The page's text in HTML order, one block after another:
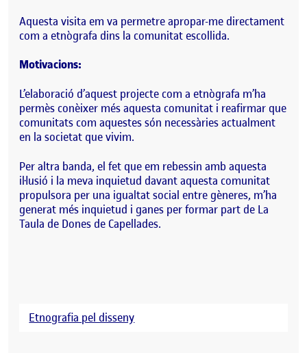
Aquesta visita em va permetre apropar-me directament
com a etnògrafa dins la comunitat escollida.
Motivacions:
L’elaboració d’aquest projecte com a etnògrafa m’ha
permès conèixer més aquesta comunitat i reafirmar que
comunitats com aquestes són necessàries actualment
en la societat que vivim.
Per altra banda, el fet que em rebessin amb aquesta
il·lusió i la meva inquietud davant aquesta comunitat
propulsora per una igualtat social entre gèneres, m’ha
generat més inquietud i ganes per formar part de La
Taula de Dones de Capellades.
Etnografia pel disseny